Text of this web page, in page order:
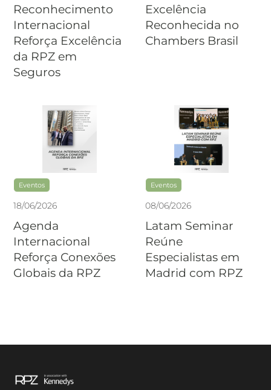
Reconhecimento
Internacional
Reforça Excelência
da RPZ em
Seguros
Excelência
Reconhecida no
Chambers Brasil
Eventos
18/06/2026
Agenda
Internacional
Reforça Conexões
Globais da RPZ
Eventos
08/06/2026
Latam Seminar
Reúne
Especialistas em
Madrid com RPZ